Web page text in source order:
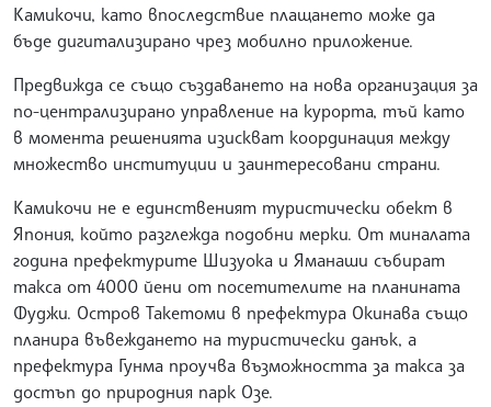
Камикочи, като впоследствие плащането може да
бъде дигитализирано чрез мобилно приложение.
Предвижда се също създаването на нова организация за
по-централизирано управление на курорта, тъй като
в момента решенията изискват координация между
множество институции и заинтересовани страни.
Камикочи не е единственият туристически обект в
Япония, който разглежда подобни мерки. От миналата
година префектурите Шизуока и Яманаши събират
такса от 4000 йени от посетителите на планината
Фуджи. Остров Такетоми в префектура Окинава също
планира въвеждането на туристически данък, а
префектура Гунма проучва възможността за такса за
достъп до природния парк Озе.